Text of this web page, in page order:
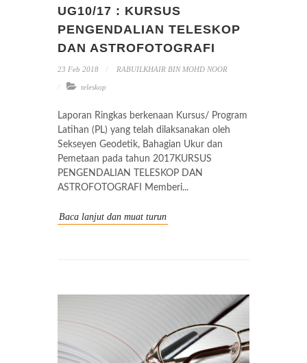
UG10/17 : KURSUS
PENGENDALIAN TELESKOP
DAN ASTROFOTOGRAFI
23 Feb 2018 RABUILKHAIR BIN MOHD NOOR
teleskop
Laporan Ringkas berkenaan Kursus/ Program
Latihan (PL) yang telah dilaksanakan oleh
Sekseyen Geodetik, Bahagian Ukur dan
Pemetaan pada tahun 2017KURSUS
PENGENDALIAN TELESKOP DAN
ASTROFOTOGRAFI Memberi...
Baca lanjut dan muat turun